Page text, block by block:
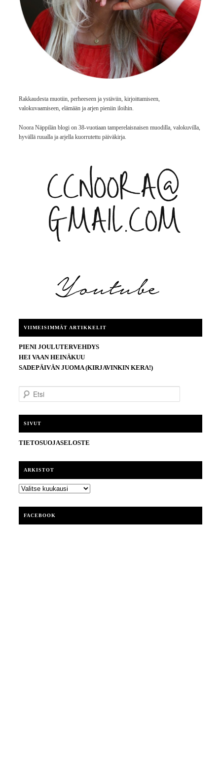
Rakkaudesta muotiin, perheeseen ja ystäviin, kirjoittamiseen,
valokuvaamiseen, elämään ja arjen pieniin iloihin.
Noora Näppilän blogi on 38-vuotiaan tamperelaisnaisen muodilla, valokuvilla,
hyvällä ruualla ja arjella kuorrutettu päiväkirja.
VIIMEISIMMÄT ARTIKKELIT
PIENI JOULUTERVEHDYS
HEI VAAN HEINÄKUU
SADEPÄIVÄN JUOMA (KIRJAVINKIN KERA!)
SIVUT
TIETOSUOJASELOSTE
ARKISTOT
ARKISTOT
FACEBOOK